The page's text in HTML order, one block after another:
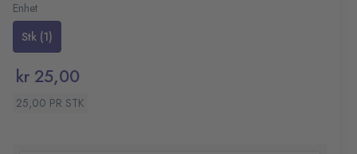
Enhet
Stk (1)
kr 25,00
25,00 PR STK